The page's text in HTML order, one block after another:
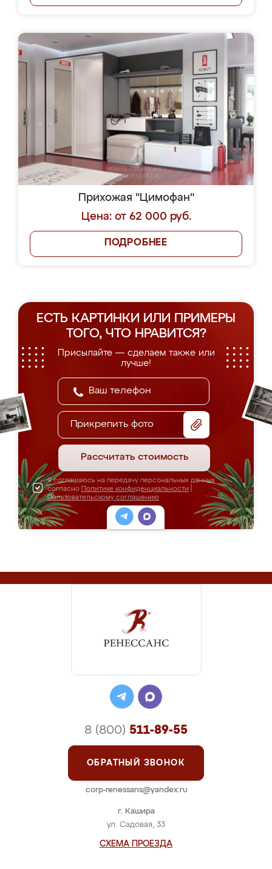
Прихожая "Цимофан"
Цена: от 62 000 руб.
ПОДРОБНЕЕ
ЕСТЬ КАРТИНКИ ИЛИ ПРИМЕРЫ
ТОГО, ЧТО НРАВИТСЯ?
Присылайте — сделаем также или
лучше!
Прикрепить фото
Рассчитать стоимость
Я соглашаюсь на передачу персональных данных
согласно Политике конфиденциальности
Пользовательскому соглашению
г. Кашира
ул. Садовая, 33
СХЕМА ПРОЕЗДА
8 (800) 511-89-55
ОБРАТНЫЙ ЗВОНОК
corp-renessans@yandex.ru